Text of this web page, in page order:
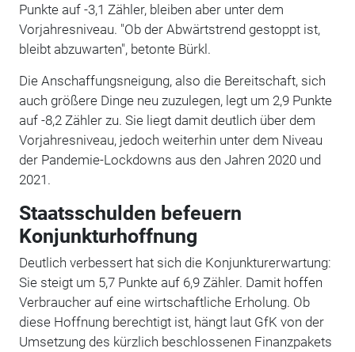
Punkte auf -3,1 Zähler, bleiben aber unter dem
Vorjahresniveau. "Ob der Abwärtstrend gestoppt ist,
bleibt abzuwarten", betonte Bürkl.
Die Anschaffungsneigung, also die Bereitschaft, sich
auch größere Dinge neu zuzulegen, legt um 2,9 Punkte
auf -8,2 Zähler zu. Sie liegt damit deutlich über dem
Vorjahresniveau, jedoch weiterhin unter dem Niveau
der Pandemie-Lockdowns aus den Jahren 2020 und
2021.
Staatsschulden befeuern
Konjunkturhoffnung
Deutlich verbessert hat sich die Konjunkturerwartung:
Sie steigt um 5,7 Punkte auf 6,9 Zähler. Damit hoffen
Verbraucher auf eine wirtschaftliche Erholung. Ob
diese Hoffnung berechtigt ist, hängt laut GfK von der
Umsetzung des kürzlich beschlossenen Finanzpakets